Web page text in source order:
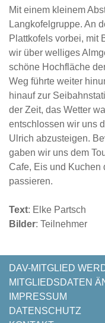
Mit einem kleinem
Langkofelgruppe. An
Plattkofels vorbei, mit
wir über welliges
schöne Hochfläche
Weg führte weiter
hinauf zur
der Zeit, das Wetter
entschlossen wir uns
Ulrich abzusteigen.
gaben wir uns dem
Cafe, Eis und Kuchen
passieren.
Text: Elke Partsch
Bilder: Teilnehmer
NAVIGATION
ÜBERSPRINGEN
DAV-MITGLIED
MITGLIEDSDATEN
IMPRESSUM
DATENSCHUTZ